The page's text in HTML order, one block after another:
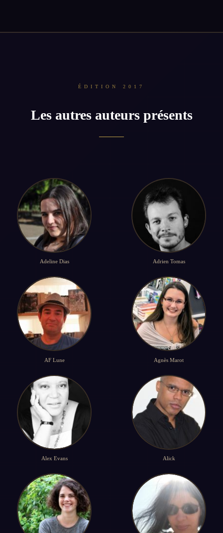
ÉDITION 2017
Les autres auteurs présents
Adeline Dias Adrien Tomas
AF Lune Agnès Marot
Alex Evans Alick